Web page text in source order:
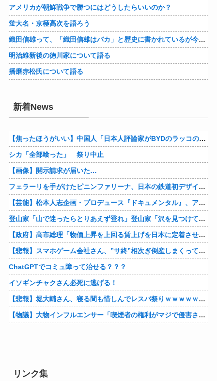
アメリカが朝鮮戦争で勝つにはどうしたらいいのか？
蛍大名・京極高次を語ろう
織田信雄って、「織田信雄はバカ」と歴史に書かれているが今まで家が残っているんでバカではないよな？
明治維新後の徳川家について語る
播磨赤松氏について語る
新着News
【焦ったほうがいい】中国人「日本人評論家がBYDのラッコの装備を褒めてるけど中国では基本的な装備やぞ…？」
シカ「全部喰った」 祭り中止
【画像】開示請求が届いた…
フェラーリを手がけたピニンファリーナ、日本の鉄道初デザイン。南海電鉄が新たな空港特急をなにわ筋線へ導入
【芸能】松本人志企画・プロデュース『ドキュメンタル』、アメリカで初の制作が決定
登山家「山で迷ったらとりあえず登れ」登山家「沢を見つけて下山しろ」←これ結局どっちが正解なの？
【政府】高市総理「物価上昇を上回る賃上げを日本に定着させる」 国家公務員月給3.51％増へ 人事院の勧告を受け
【悲報】スマホゲーム会社さん、”サ終”相次ぎ倒産しまくってる模様
ChatGPTでコミュ障って治せる？？？
イソギンチャクさん必死に逃げる！
【悲報】堀大輔さん、寝る間も惜しんでレスバ祭りｗｗｗｗｗｗｗｗｗｗｗｗｗｗｗｗｗｗｗｗｗｗｗｗ他
【物議】大物インフルエンサー「喫煙者の権利がマジで侵害されてる。いくら税金払ってるんだ」他
リンク集